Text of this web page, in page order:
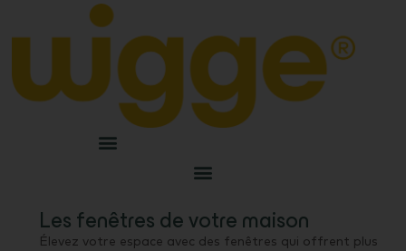
Les fenêtres de votre maison
Élevez votre espace avec des fenêtres qui offrent plus